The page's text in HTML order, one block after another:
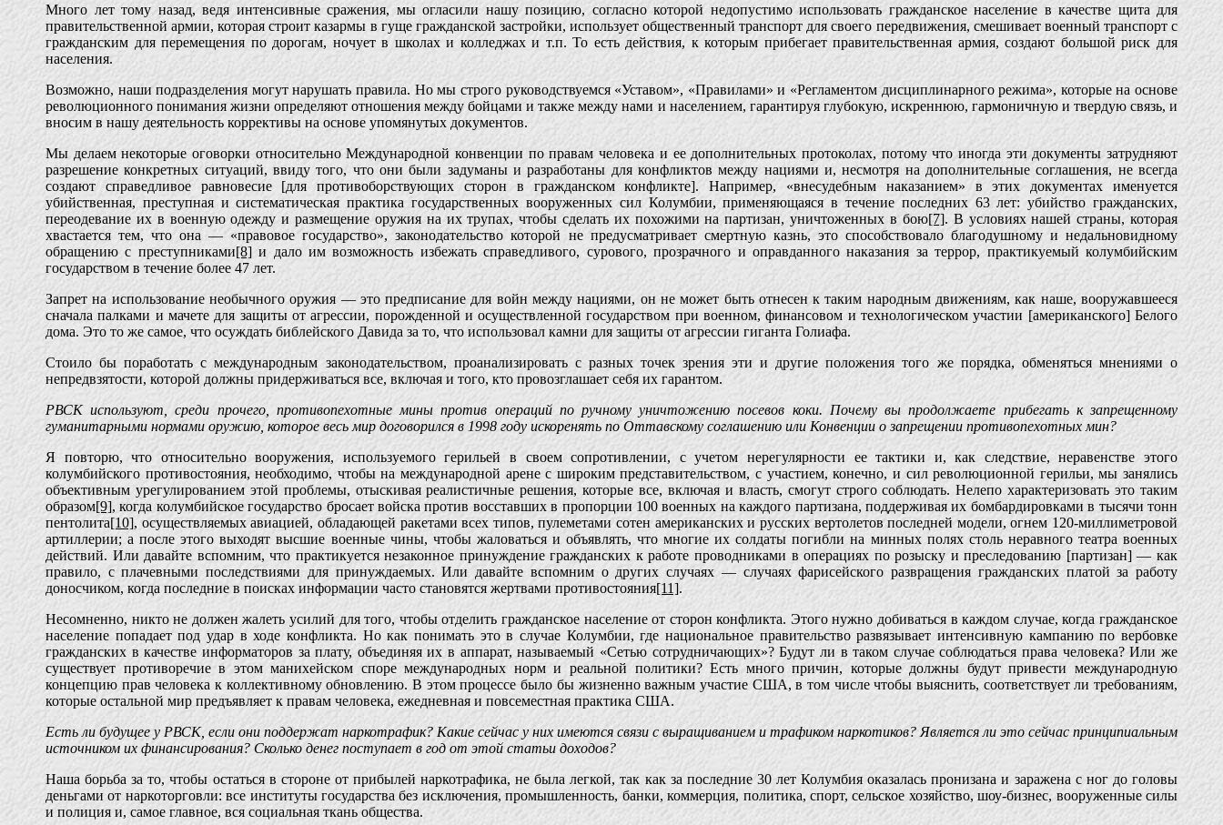
Много лет тому назад, ведя интенсивные сражения, мы огласили нашу позицию, согласно которой недопустимо использовать гражданское население в качестве щита для
правительственной армии, которая строит казармы в гуще гражданской застройки, использует общественный транспорт для своего передвижения, смешивает военный транспорт с
гражданским для перемещения по дорогам, ночует в школах и колледжах и т.п. То есть действия, к которым прибегает правительственная армия, создают большой риск для
населения.
Возможно, наши подразделения могут нарушать правила. Но мы строго руководствуемся «Уставом», «Правилами» и «Регламентом дисциплинарного режима», которые на основе
революционного понимания жизни определяют отношения между бойцами и также между нами и населением, гарантируя глубокую, искреннюю, гармоничную и твердую связь, и
вносим в нашу деятельность коррективы на основе упомянутых документов.
Мы делаем некоторые оговорки относительно Международной конвенции по правам человека и ее дополнительных протоколах, потому что иногда эти документы затрудняют
разрешение конкретных ситуаций, ввиду того, что они были задуманы и разработаны для конфликтов между нациями и, несмотря на дополнительные соглашения, не всегда
создают справедливое равновесие [для противоборствующих сторон в гражданском конфликте]. Например, «внесудебным наказанием» в этих документах именуется
убийственная, преступная и систематическая практика государственных вооруженных сил Колумбии, применяющаяся в течение последних 63 лет: убийство гражданских,
переодевание их в военную одежду и размещение оружия на их трупах, чтобы сделать их похожими на партизан, уничтоженных в бою[7]. В условиях нашей страны, которая
хвастается тем, что она — «правовое государство», законодательство которой не предусматривает смертную казнь, это способствовало благодушному и недальновидному
обращению с преступниками[8]и дало им возможность избежать справедливого, сурового, прозрачного и оправданного наказания за террор, практикуемый колумбийским
государством в течение более 47 лет.
Запрет на использование необычного оружия — это предписание для войн между нациями, он не может быть отнесен к таким народным движениям, как наше, вооружавшееся
сначала палками и мачете для защиты от агрессии, порожденной и осуществленной государством при военном, финансовом и технологическом участии [американского] Белого
дома. Это то же самое, что осуждать библейского Давида за то, что использовал камни для защиты от агрессии гиганта Голиафа.
Стоило бы поработать с международным законодательством, проанализировать с разных точек зрения эти и другие положения того же порядка, обменяться мнениями о
непредвзятости, которой должны придерживаться все, включая и того, кто провозглашает себя их гарантом.
РВСК используют, среди прочего, противопехотные мины против операций по ручному уничтожению посевов коки. Почему вы продолжаете прибегать к запрещенному
гуманитарными нормами оружию, которое весь мир договорился в 1998 году искоренять по Оттавскому соглашению или Конвенции о запрещении противопехотных мин?
Я повторю, что относительно вооружения, используемого герильей в своем сопротивлении, с учетом нерегулярности ее тактики и, как следствие, неравенстве этого
колумбийского противостояния, необходимо, чтобы на международной арене с широким представительством, с участием, конечно, и сил революционной герильи, мы занялись
объективным урегулированием этой проблемы, отыскивая реалистичные решения, которые все, включая и власть, смогут строго соблюдать. Нелепо характеризовать это таким
образом[9], когда колумбийское государство бросает войска против восставших в пропорции 100 военных на каждого партизана, поддерживая их бомбардировками в тысячи тонн
пентолита[10], осуществляемых авиацией, обладающей ракетами всех типов, пулеметами сотен американских и русских вертолетов последней модели, огнем 120-миллиметровой
артиллерии; а после этого выходят высшие военные чины, чтобы жаловаться и объявлять, что многие их солдаты погибли на минных полях столь неравного театра военных
действий. Или давайте вспомним, что практикуется незаконное принуждение гражданских к работе проводниками в операциях по розыску и преследованию [партизан] — как
правило, с плачевными последствиями для принуждаемых. Или давайте вспомним о других случаях — случаях фарисейского развращения гражданских платой за работу
доносчиком, когда последние в поисках информации часто становятся жертвами противостояния[11].
Несомненно, никто не должен жалеть усилий для того, чтобы отделить гражданское население от сторон конфликта. Этого нужно добиваться в каждом случае, когда гражданское
население попадает под удар в ходе конфликта. Но как понимать это в случае Колумбии, где национальное правительство развязывает интенсивную кампанию по вербовке
гражданских в качестве информаторов за плату, объединяя их в аппарат, называемый «Сетью сотрудничающих»? Будут ли в таком случае соблюдаться права человека? Или же
существует противоречие в этом манихейском споре международных норм и реальной политики? Есть много причин, которые должны будут привести международную
концепцию прав человека к коллективному обновлению. В этом процессе было бы жизненно важным участие США, в том числе чтобы выяснить, соответствует ли требованиям,
которые остальной мир предъявляет к правам человека, ежедневная и повсеместная практика США.
Есть ли будущее у РВСК, если они поддержат наркотрафик? Какие сейчас у них имеются связи с выращиванием и трафиком наркотиков? Является ли это сейчас принципиальным
источником их финансирования? Сколько денег поступает в год от этой статьи доходов?
Наша борьба за то, чтобы остаться в стороне от прибылей наркотрафика, не была легкой, так как за последние 30 лет Колумбия оказалась пронизана и заражена с ног до головы
деньгами от наркоторговли: все институты государства без исключения, промышленность, банки, коммерция, политика, спорт, сельское хозяйство, шоу-бизнес, вооруженные силы
и полиция и, самое главное, вся социальная ткань общества.